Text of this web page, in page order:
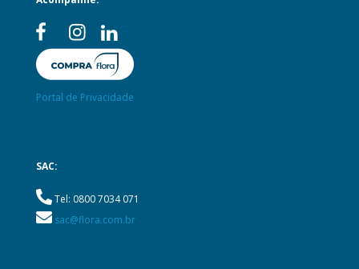
Portal de Privacidade
SAC:
Tel: 0800 7034 071
sac@flora.com.br